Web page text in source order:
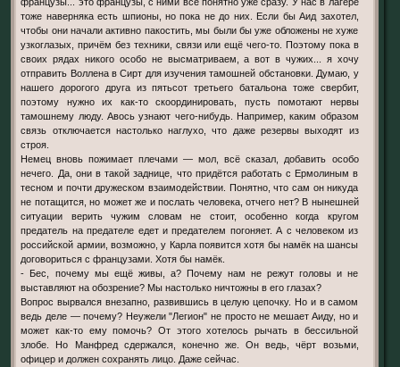
тоже наверняка есть шпионы, но пока не до них. Если бы Аид захотел,
чтобы они начали активно пакостить, мы были бы уже обложены не хуже
узкоглазых, причём без техники, связи или ещё чего-то. Поэтому пока в
своих рядах никого особо не высматриваем, а вот в чужих... я хочу
отправить Воллена в Сирт для изучения тамошней обстановки. Думаю, у
нашего дорогого друга из пятьсот третьего батальона тоже свербит,
поэтому нужно их как-то скоординировать, пусть помотают нервы
тамошнему люду. Авось узнают чего-нибудь. Например, каким образом
связь отключается настолько наглухо, что даже резервы выходят из
строя.
Немец вновь пожимает плечами — мол, всё сказал, добавить особо
нечего. Да, они в такой заднице, что придётся работать с Ермолиным в
тесном и почти дружеском взаимодействии. Понятно, что сам он никуда
не потащится, но может же и послать человека, отчего нет? В нынешней
ситуации верить чужим словам не стоит, особенно когда кругом
предатель на предателе едет и предателем погоняет. А с человеком из
российской армии, возможно, у Карла появится хотя бы намёк на шансы
договориться с французами. Хотя бы намёк.
- Бес, почему мы ещё живы, а? Почему нам не режут головы и не
выставляют на обозрение? Мы настолько ничтожны в его глазах?
Вопрос вырвался внезапно, развившись в целую цепочку. Но и в самом
ведь деле — почему? Неужели "Легион" не просто не мешает Аиду, но и
может как-то ему помочь? От этого хотелось рычать в бессильной
злобе. Но Манфред сдержался, конечно же. Он ведь, чёрт возьми,
офицер и должен сохранять лицо. Даже сейчас.